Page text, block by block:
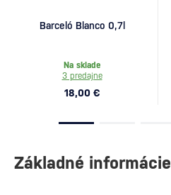
Barceló Blanco 0,7l
Na sklade
3 predajne
18,00 €
Základné informácie